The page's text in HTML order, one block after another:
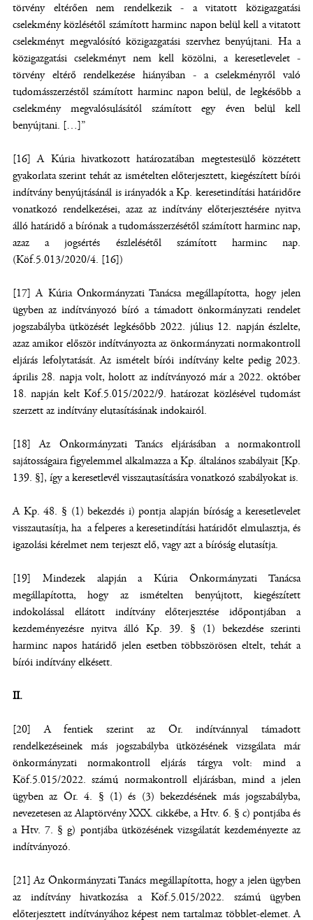
törvény eltérően nem rendelkezik - a vitatott közigazgatási
cselekmény közlésétől számított harminc napon belül kell a vitatott
cselekményt megvalósító közigazgatási szervhez benyújtani. Ha a
közigazgatási cselekményt nem kell közölni, a keresetlevelet -
törvény eltérő rendelkezése hiányában - a cselekményről való
tudomásszerzéstől számított harminc napon belül, de legkésőbb a
cselekmény megvalósulásától számított egy éven belül kell
benyújtani. […]”
[16] A Kúria hivatkozott határozatában megtestesülő közzétett
gyakorlata szerint tehát az ismételten előterjesztett, kiegészített bírói
indítvány benyújtásánál is irányadók a Kp. keresetindítási határidőre
vonatkozó rendelkezései, azaz az indítvány előterjesztésére nyitva
álló határidő a bírónak a tudomásszerzésétől számított harminc nap,
azaz a jogsértés észlelésétől számított harminc nap.
(Köf.5.013/2020/4. [16])
[17] A Kúria Önkormányzati Tanácsa megállapította, hogy jelen
ügyben az indítványozó bíró a támadott önkormányzati rendelet
jogszabályba ütközését legkésőbb 2022. július 12. napján észlelte,
azaz amikor először indítványozta az önkormányzati normakontroll
eljárás lefolytatását. Az ismételt bírói indítvány kelte pedig 2023.
április 28. napja volt, holott az indítványozó már a 2022. október
18. napján kelt Köf.5.015/2022/9. határozat közlésével tudomást
szerzett az indítvány elutasításának indokairól.
[18] Az Önkormányzati Tanács eljárásában a normakontroll
sajátosságaira figyelemmel alkalmazza a Kp. általános szabályait [Kp.
139. §], így a keresetlevél visszautasítására vonatkozó szabályokat is.
A Kp. 48. § (1) bekezdés i) pontja alapján bíróság a keresetlevelet
visszautasítja, ha a felperes a keresetindítási határidőt elmulasztja, és
igazolási kérelmet nem terjeszt elő, vagy azt a bíróság elutasítja.
[19] Mindezek alapján a Kúria Önkormányzati Tanácsa
megállapította, hogy az ismételten benyújtott, kiegészített
indokolással ellátott indítvány előterjesztése időpontjában a
kezdeményezésre nyitva álló Kp. 39. § (1) bekezdése szerinti
harminc napos határidő jelen esetben többszörösen eltelt, tehát a
bírói indítvány elkésett.
II.
[20] A fentiek szerint az Ör. indítvánnyal támadott
rendelkezéseinek más jogszabályba ütközésének vizsgálata már
önkormányzati normakontroll eljárás tárgya volt: mind a
Köf.5.015/2022. számú normakontroll eljárásban, mind a jelen
ügyben az Ör. 4. § (1) és (3) bekezdésének más jogszabályba,
nevezetesen az Alaptörvény XXX. cikkébe, a Htv. 6. § c) pontjába és
a Htv. 7. § g) pontjába ütközésének vizsgálatát kezdeményezte az
indítványozó.
[21] Az Önkormányzati Tanács megállapította, hogy a jelen ügyben
az indítvány hivatkozása a Köf.5.015/2022. számú ügyben
előterjesztett indítványához képest nem tartalmaz többlet-elemet. A